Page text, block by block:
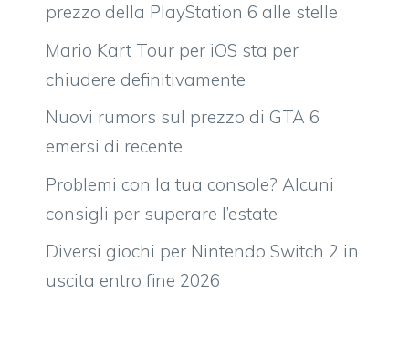
prezzo della PlayStation 6 alle stelle
Mario Kart Tour per iOS sta per
chiudere definitivamente
Nuovi rumors sul prezzo di GTA 6
emersi di recente
Problemi con la tua console? Alcuni
consigli per superare l’estate
Diversi giochi per Nintendo Switch 2 in
uscita entro fine 2026